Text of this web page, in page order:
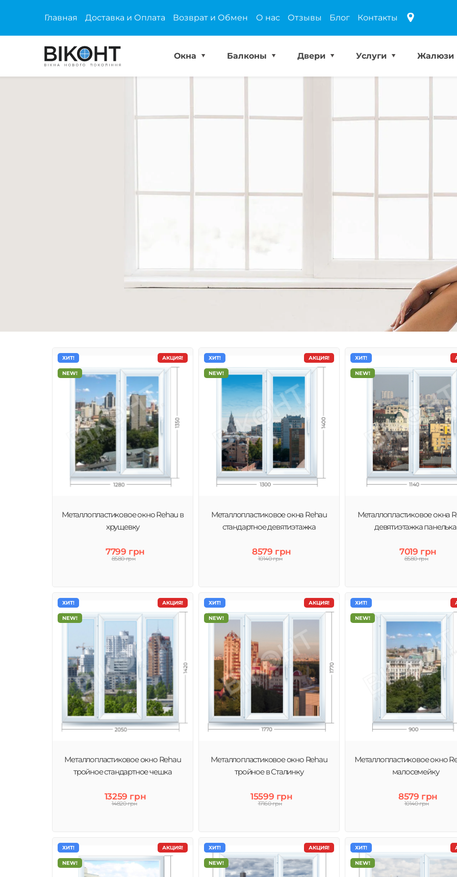
Главная Доставка и Оплата Возврат и Обмен О нас Отзывы Блог Контакты
Окна Балконы Двери Услуги Жалюзи
Металлопластиковые окна Rehau
Если речь заходит об идеальном качестве и надежности окон, то нет
ничего более подходящего, чем профиль Rehau – образец истинного
немецкого долголетья и эргономичности
АКЦИЯ!
ХИТ!
NEW!
Металлопластиковое окно Rehau в
хрущевку
7799 грн
8580 грн
АКЦИЯ!
ХИТ!
NEW!
Металлопластиковое окна Rehau
стандартное девятиэтажка
8579 грн
10140 грн
ХИТ!
NEW!
Металлопластиковое окна
девятиэтажка панелька
7019 грн
8580 грн
АКЦИЯ!
ХИТ!
NEW!
Металлопластиковое окно Rehau
тройное стандартное чешка
13259 грн
14820 грн
АКЦИЯ!
ХИТ!
NEW!
Металлопластиковое окно Rehau
тройное в Сталинку
15599 грн
17160 грн
ХИТ!
NEW!
Металлопластиковое окно
малосемейку
8579 грн
10140 грн
АКЦИЯ!
ХИТ!
NEW!
АКЦИЯ!
ХИТ!
NEW!
ХИТ!
NEW!